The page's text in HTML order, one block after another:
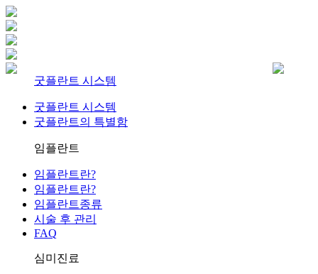
굿플란트 시스템
굿플란트 시스템
굿플란트의 특별함
임플란트
임플란트란?
임플란트란?
임플란트종류
시술 후 관리
FAQ
심미진료